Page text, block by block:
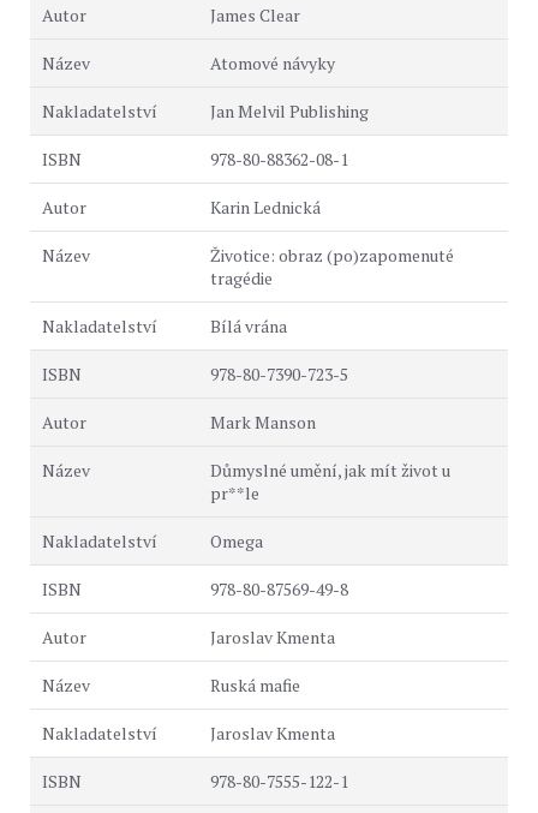
James Clear
Atomové návyky
Jan Melvil Publishing
978-80-88362-08-1
Karin Lednická
Životice: obraz (po)zapomenuté
tragédie
Bílá vrána
978-80-7390-723-5
Mark Manson
Důmyslné umění, jak mít život u
pr**le
Omega
978-80-87569-49-8
Jaroslav Kmenta
Ruská mafie
Jaroslav Kmenta
978-80-7555-122-1